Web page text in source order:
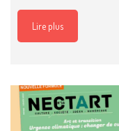
Lire plus